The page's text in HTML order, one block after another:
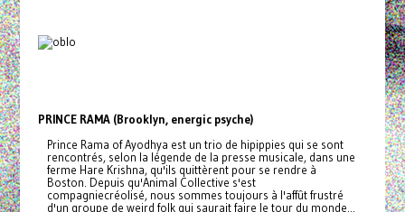
PRINCE RAMA (Brooklyn, energic psyche)
Prince Rama of Ayodhya est un trio de hipippies qui se sont
rencontrés, selon la légende de la presse musicale, dans une
ferme Hare Krishna, qu'ils quittèrent pour se rendre à
Boston. Depuis qu'Animal Collective s'est
compagniecréolisé, nous sommes toujours à l'affût frustré
d'un groupe de weird folk qui saurait faire le tour du monde...